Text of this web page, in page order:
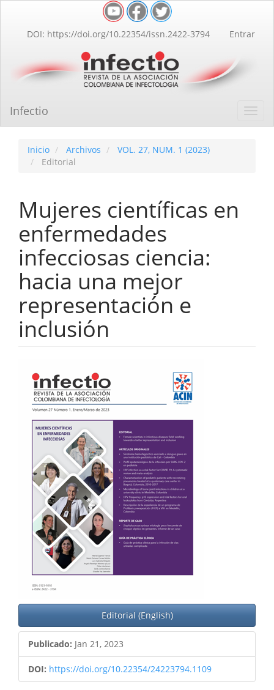
Contenido
principal
lateral
DOI: https://doi.org/10.22354/issn.2422-3794 Entrar
Infectio
Inicio Archivos
VOL. 27, NUM. 1 (2023)
Editorial
Mujeres científicas en
enfermedades
infecciosas ciencia:
hacia una mejor
representación e
inclusión
Barra
lateral
del
artículo
Editorial (English)
Publicado: Jan 21, 2023
DOI: https://doi.org/10.22354/24223794.1109